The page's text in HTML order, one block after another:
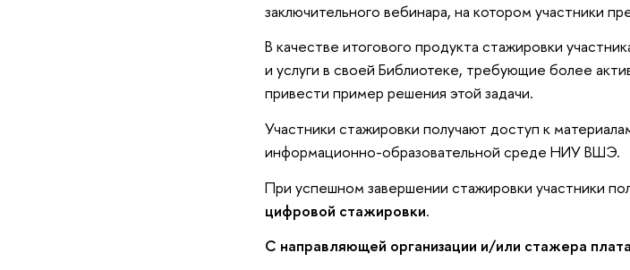
заключительного вебинара, на котором участники
В качестве итогового продукта стажировки
и услуги в своей Библиотеке, требующие более
привести пример решения этой задачи.
Участники стажировки получают доступ к
информационно-образовательной среде НИУ ВШЭ.
При успешном завершении стажировки участники
цифровой стажировки.
С направляющей организации и/или стажера